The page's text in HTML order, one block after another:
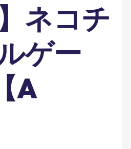
ネコチ
ゲー
A